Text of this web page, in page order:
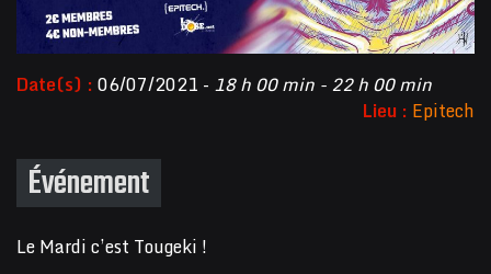
Date(s) :06/07/2021 - 18 h 00 min - 22 h 00 min
Lieu : Epitech
Événement
Le Mardi c’est Tougeki !